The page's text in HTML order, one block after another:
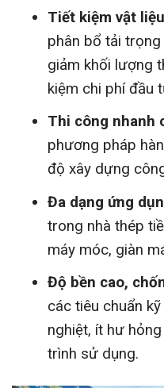
Tiết kiệm vật
phân bổ tải
giảm khối lượng
kiệm chi phí đầu
Thi công nhanh
phương pháp
độ xây dựng
Đa dạng ứng
trong nhà thép
máy móc, giàn
Độ bền cao,
các tiêu chuẩn
nghiệt, ít hư
trình sử dụng.